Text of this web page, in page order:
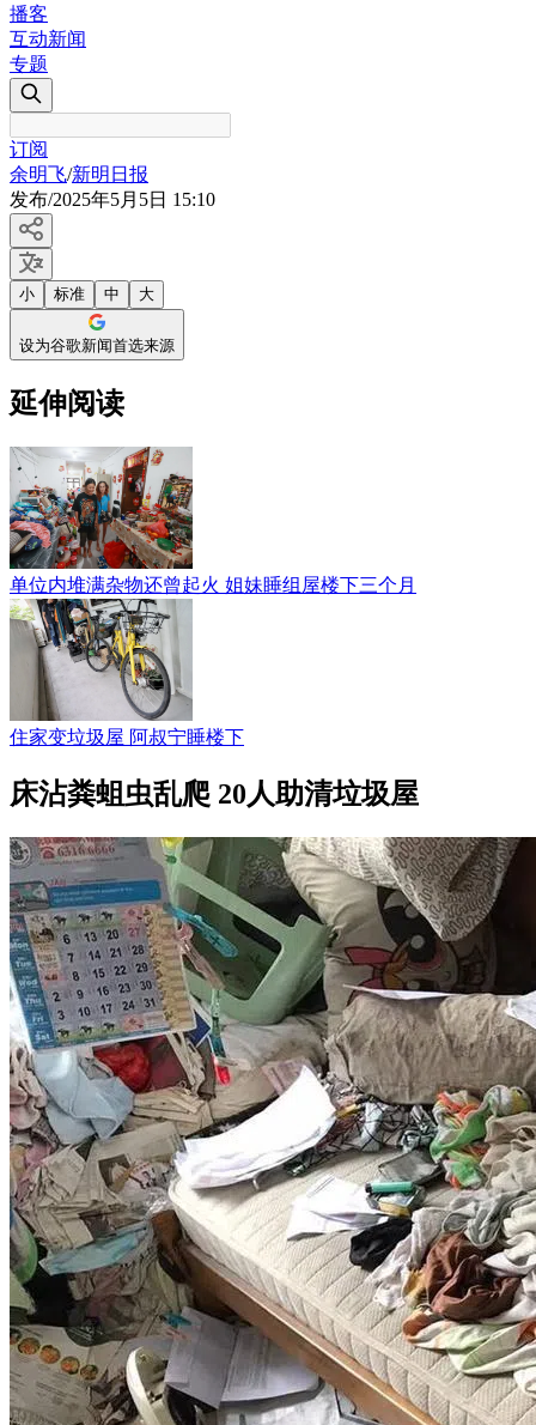
播客
互动新闻
专题
订阅
余明飞/新明日报
发布/2025年5月5日 15:10
小 标准 中 大
设为谷歌新闻首选来源
延伸阅读
单位内堆满杂物还曾起火 姐妹睡组屋楼下三个月
住家变垃圾屋 阿叔宁睡楼下
床沾粪蛆虫乱爬 20人助清垃圾屋